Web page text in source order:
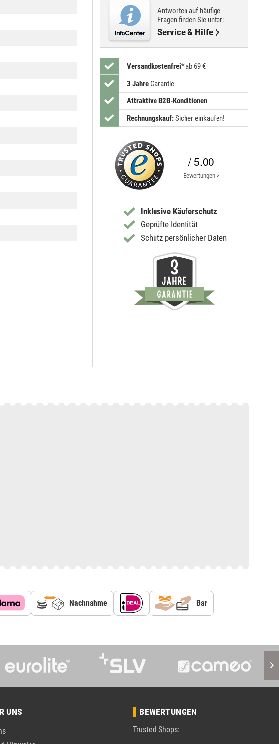
Antworten auf häufige
Fragen finden Sie unter:
Service & Hilfe
Versandkostenfrei* ab 69 €
3 Jahre Garantie
Attraktive B2B-Konditionen
Rechnungskauf:Sicher einkaufen!
/ 5.00
Bewertungen >
Inklusive Käuferschutz
Geprüfte Identität
Schutz persönlicher Daten
Nachnahme Bar
UNS BEWERTUNGEN
Trusted Shops: